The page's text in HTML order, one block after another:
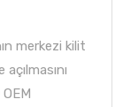
merkezi kilit
OEM